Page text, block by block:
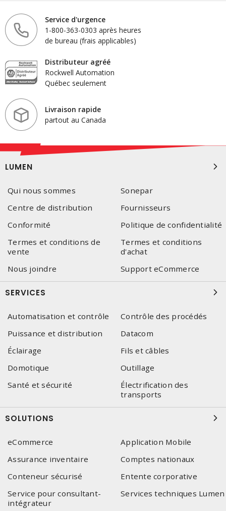
Service d'urgence
1-800-363-0303 après heures
de bureau (frais applicables)
Distributeur agréé
Rockwell Automation
Québec seulement
Livraison rapide
partout au Canada
LUMEN
Qui nous sommes
Sonepar
Centre de distribution
Fournisseurs
Conformité
Politique de confidentialité
Termes et conditions de
vente
Termes et conditions
d'achat
Nous joindre
Support eCommerce
SERVICES
Automatisation et contrôle
Contrôle des procédés
Puissance et distribution
Datacom
Éclairage
Fils et câbles
Domotique
Outillage
Santé et sécurité
Électrification des
transports
SOLUTIONS
eCommerce
Application Mobile
Assurance inventaire
Comptes nationaux
Conteneur sécurisé
Entente corporative
Service pour consultant-
intégrateur
Services techniques Lumen